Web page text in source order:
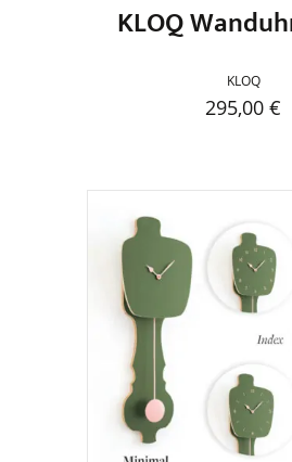
KLOQ
KLOQ
295,00 €
weist
auf.
Die
auf
der